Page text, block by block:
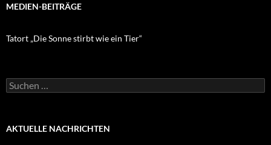
MEDIEN-BEITRÄGE
Tatort „Die Sonne stirbt wie ein Tier“
Suchen
nach:
AKTUELLE NACHRICHTEN